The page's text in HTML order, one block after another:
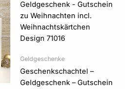
Geldgeschenke
Geschenkschachtel –
Geldgeschenk – Gutschein